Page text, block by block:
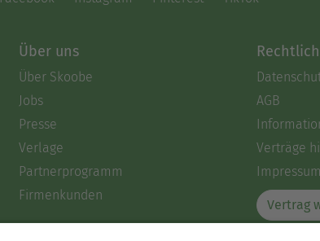
Über uns
Über Skoobe
Jobs
Presse
Verlage
Partnerprogramm
Firmenkunden
AGB
Verträge
Impressum
Vertrag